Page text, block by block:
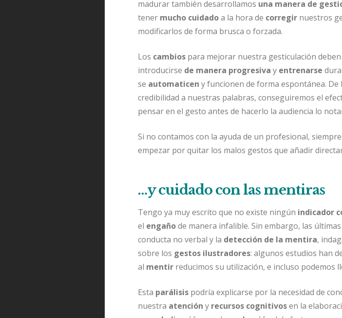
madurar también desarrollamos una manera de
tener mucho cuidadoa la hora de corregir nuestros
modificarlos de forma brusca o forzada.
Los cambios para mejorar nuestra gesticulación
introducirse de manera progresiva y entrenarse
se automaticen y funcionen de forma espontánea.
credibilidad a nuestras palabras, conseguiremos el
pensar en el gesto antes de hacerlo la audiencia lo
Si no contamos con la ayuda de un profesional,
empezar por quitar los malos gestos que añadir
…y cuidado con las mentiras
Tengo ya muy escrito que no existe ningún indicador
el engañode manera infalible. Sin embargo, las
conducta no verbal y la detección de la mentira,
sobre los gestos ilustradores: algunos estudios han
al mentir reducimos su utilización, e incluso podemos
Esta parálisis podría explicarse por la necesidad de
nuestra atención y recursos cognitivosen la